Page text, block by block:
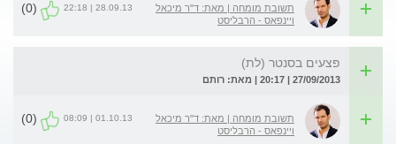
תשובת מומחה | מאת: ד"ר מיכאל
ויינפאס - הרבליסט
28.09.13 | 22:18
(0)
פצעים בסנטר (לת)
27/09/2013 | 20:17 | מאת: רותם
תשובת מומחה | מאת: ד"ר מיכאל
ויינפאס - הרבליסט
01.10.13 | 08:09
(0)